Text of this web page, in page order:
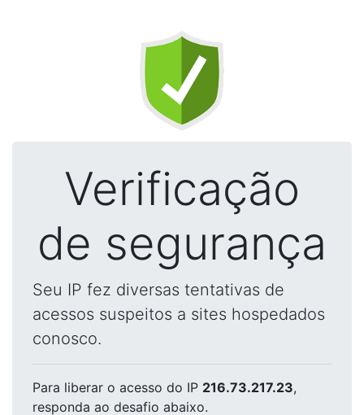
Verificação
de segurança
Seu IP fez diversas tentativas de
acessos suspeitos a sites hospedados
conosco.
Para liberar o acesso do IP 216.73.217.23,
responda ao desafio abaixo.